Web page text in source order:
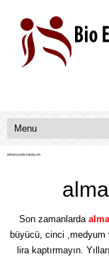
almanyada medyum
Son zamanlarda
büyücü, cinci ,medyum
lira kaptırmayın.